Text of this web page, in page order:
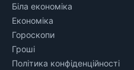
Біла економіка
Економіка
Гороскопи
Гроші
Політика конфіденційності